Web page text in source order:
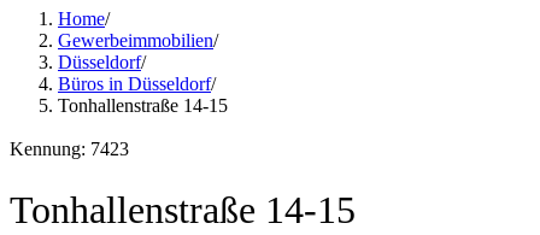
Home/
Gewerbeimmobilien/
Düsseldorf/
Büros in Düsseldorf/
Tonhallenstraße 14-15
Kennung: 7423
Tonhallenstraße 14-15